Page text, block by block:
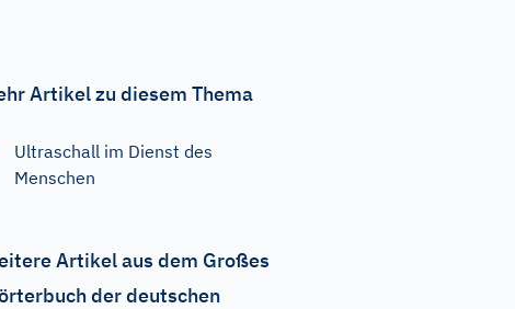
Artikel zu diesem Thema
Ultraschall im Dienst des
Menschen
Artikel aus dem Großes
der deutschen